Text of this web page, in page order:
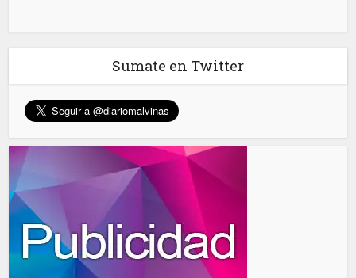
Sumate en Twitter